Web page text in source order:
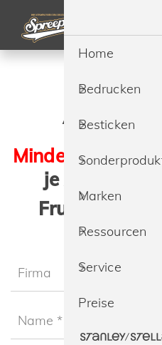
je Artikel/
Fruit of the
Iconic
Home
Bedrucken
Besticken
Marken
Ressourcen
Service
Preise